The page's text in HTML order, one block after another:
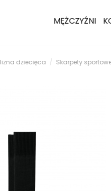
MĘŻCZYŹNI
dziecięca Skarpety